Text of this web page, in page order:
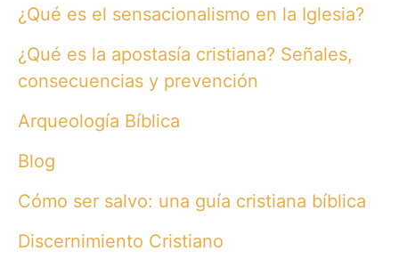
c
f
o
r
¿Qué es el sensacionalismo en la Iglesia?
¿Qué es la apostasía cristiana? Señales,
consecuencias y prevención
Arqueología Bíblica
Blog
Cómo ser salvo: una guía cristiana bíblica
Discernimiento Cristiano